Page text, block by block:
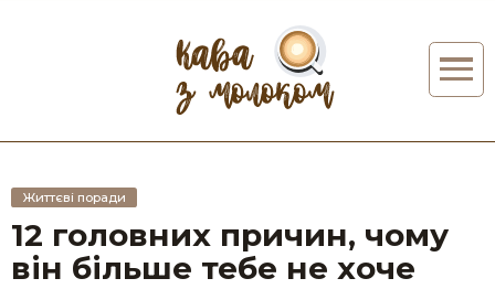
Життєві поради
12 головних причин, чому
він більше тебе не хоче